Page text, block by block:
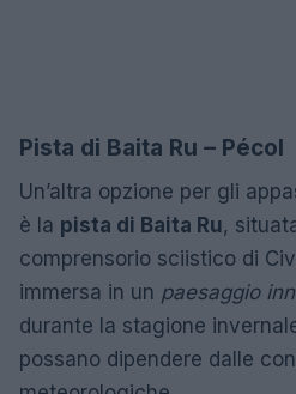
Pista di Baita Ru – Pécol
Un’altra opzione per gli
è la pista di Baita Ru,
comprensorio sciistico di
immersa in un paesaggio
durante la stagione
possano dipendere dalle